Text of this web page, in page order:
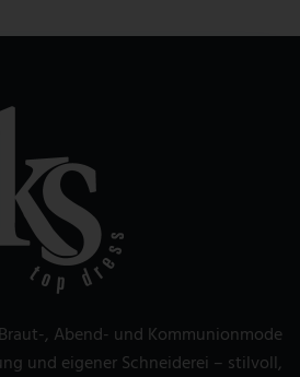
, Abend- und Kommunionmode
und eigener Schneiderei – stilvoll,